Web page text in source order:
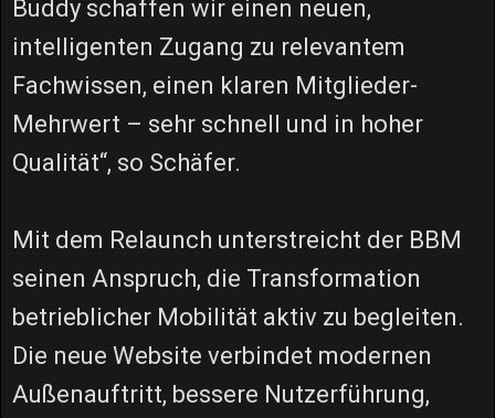
Buddy schaffen wir einen neuen,
intelligenten Zugang zu relevantem
Fachwissen, einen klaren Mitglieder-
Mehrwert – sehr schnell und in hoher
Qualität“, so Schäfer.
Mit dem Relaunch unterstreicht der BBM
seinen Anspruch, die Transformation
betrieblicher Mobilität aktiv zu begleiten.
Die neue Website verbindet modernen
Außenauftritt, bessere Nutzerführung,